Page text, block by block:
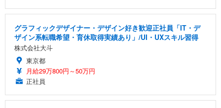
グラフィックデザイナー・デザイン好き歓迎正社員「IT・デ
ザイン系転職希望・育休取得実績あり」/UI・UXスキル習得
株式会社大斗
東京都
月給29万800円～50万円
正社員